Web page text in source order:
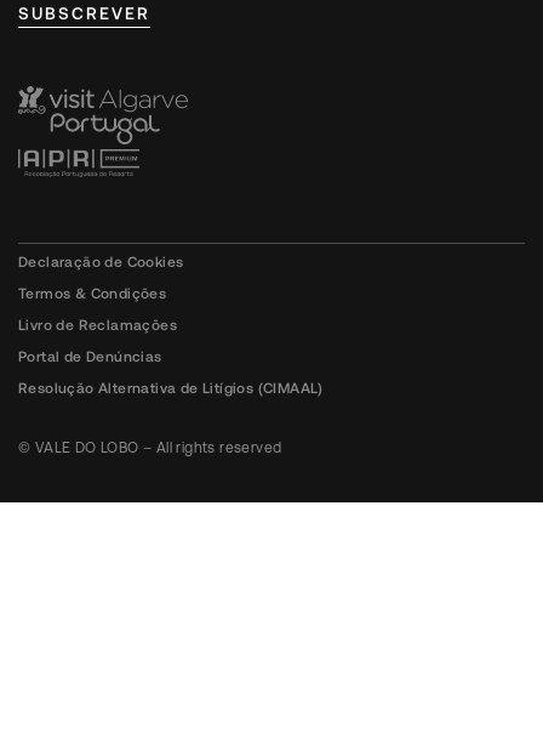
SUBSCREVER
Declaração de Cookies
Termos & Condições
Livro de Reclamações
Portal de Denúncias
Resolução Alternativa de Litígios (CIMAAL)
© VALE DO LOBO – All rights reserved